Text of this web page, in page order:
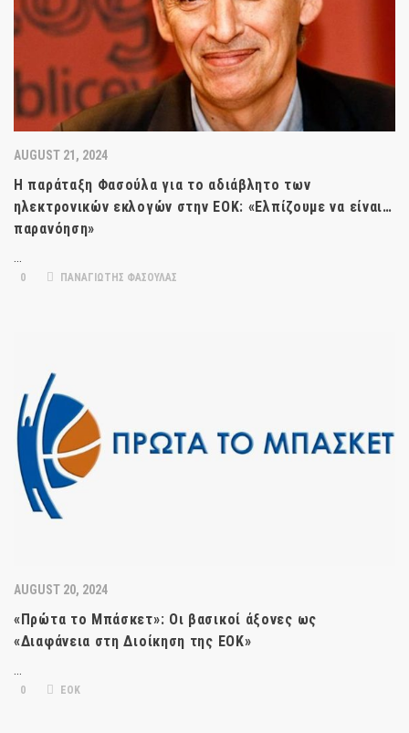
AUGUST 21, 2024
Η παράταξη Φασούλα για το αδιάβλητο των
ηλεκτρονικών εκλογών στην ΕΟΚ: «Ελπίζουμε να είναι…
παρανόηση»
0 ΠΑΝΑΓΙΩΤΗΣ ΦΑΣΟΥΛΑΣ
AUGUST 20, 2024
«Πρώτα το Μπάσκετ»: Οι βασικοί άξονες ως
«Διαφάνεια στη Διοίκηση της ΕΟΚ»
…
0 ΕΟΚ